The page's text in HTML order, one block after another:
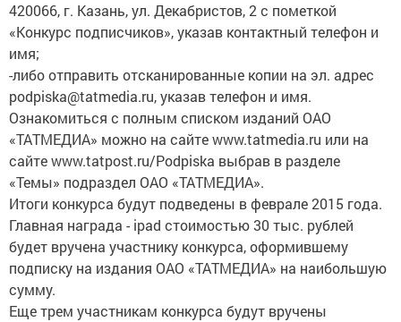
420066, г. Казань, ул. Декабристов, 2 с пометкой
«Конкурс подписчиков», указав контактный телефон и
имя;
-либо отправить отсканированные копии на эл. адрес
podpiska@tatmedia.ru, указав телефон и имя.
Ознакомиться с полным списком изданий ОАО
«ТАТМЕДИА» можно на сайте www.tatmedia.ru или на
сайте www.tatpost.ru/Podpiska выбрав в разделе
«Темы» подраздел ОАО «ТАТМЕДИА».
Итоги конкурса будут подведены в феврале 2015 года.
Главная награда - ipad стоимостью 30 тыс. рублей
будет вручена участнику конкурса, оформившему
подписку на издания ОАО «ТАТМЕДИА» на наибольшую
сумму.
Еще трем участникам конкурса будут вручены